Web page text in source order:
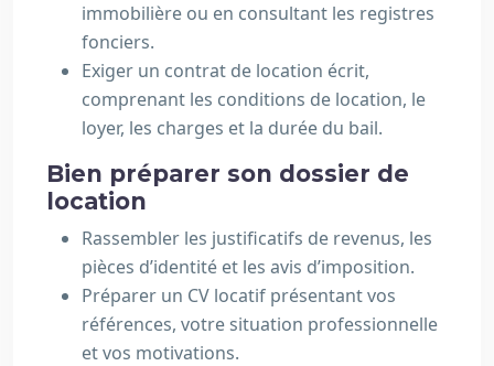
immobilière ou en consultant les registres
fonciers.
Exiger un contrat de location écrit,
comprenant les conditions de location, le
loyer, les charges et la durée du bail.
Bien préparer son dossier de
location
Rassembler les justificatifs de revenus, les
pièces d’identité et les avis d’imposition.
Préparer un CV locatif présentant vos
références, votre situation professionnelle
et vos motivations.